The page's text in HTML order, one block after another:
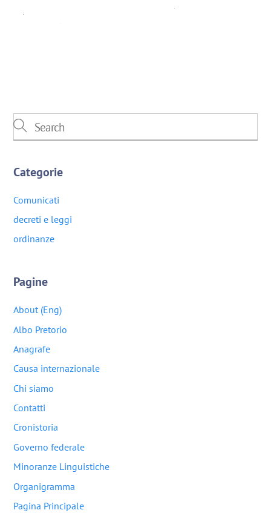
Categorie
Comunicati
decreti e leggi
ordinanze
Pagine
About (Eng)
Albo Pretorio
Anagrafe
Causa internazionale
Chi siamo
Contatti
Cronistoria
Governo federale
Minoranze Linguistiche
Organigramma
Pagina Principale